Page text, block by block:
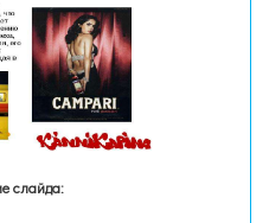
слайда: